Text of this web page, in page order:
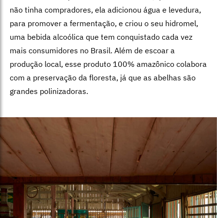
não tinha compradores, ela adicionou água e levedura,
para promover a fermentação, e criou o seu hidromel,
uma bebida alcoólica que tem conquistado cada vez
mais consumidores no Brasil. Além de escoar a
produção local, esse produto 100% amazônico colabora
com a preservação da floresta, já que as abelhas são
grandes polinizadoras.